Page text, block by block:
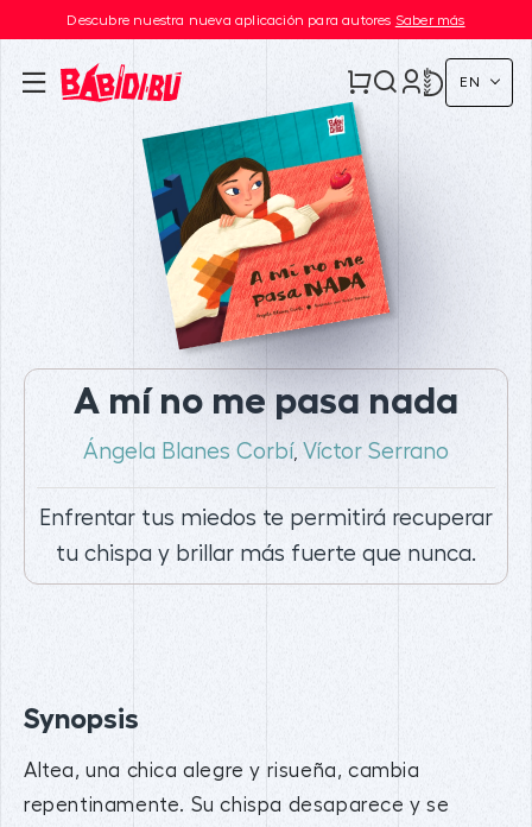
Descubre nuestra nueva aplicación para autores Saber más
EN
A mí no me pasa nada
Ángela Blanes Corbí Víctor Serrano
Enfrentar tus miedos te permitirá recuperar
tu chispa y brillar más fuerte que nunca.
Synopsis
Altea, una chica alegre y risueña, cambia
repentinamente. Su chispa desaparece y se